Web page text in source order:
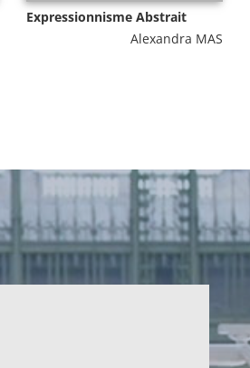
Expressionnisme Abstrait
Alexandra MAS